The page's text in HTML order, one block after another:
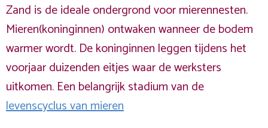
Zand is de ideale ondergrond voor mierennesten.
Mieren(koninginnen) ontwaken wanneer de bodem
warmer wordt. De koninginnen leggen tijdens het
voorjaar duizenden eitjes waar de werksters
uitkomen. Een belangrijk stadium van de
levenscyclus van mieren